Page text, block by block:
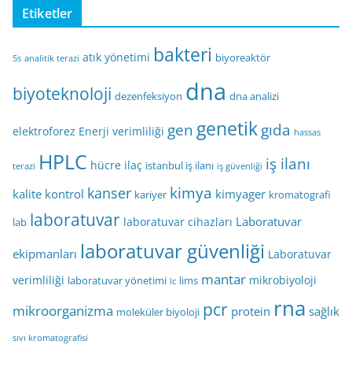
Etiketler
5s analitik terazi atık yönetimi bakteri biyoreaktör
biyoteknoloji dezenfeksiyon dna dna analizi
elektroforez Enerji verimliliği gen genetikgıda hassas
terazi HPLC hücre ilaç istanbul iş ilanı iş güvenliği iş ilanı
kalite kontrol kanser kariyer kimya kimyager kromatografi
lab laboratuvar laboratuvar cihazları Laboratuvar
ekipmanları laboratuvar güvenliği Laboratuvar
verimliliği laboratuvar yönetimi lc lims mantar mikrobiyoloji
mikroorganizma moleküler biyoloji pcr protein rna sağlık
sıvı kromatografisi